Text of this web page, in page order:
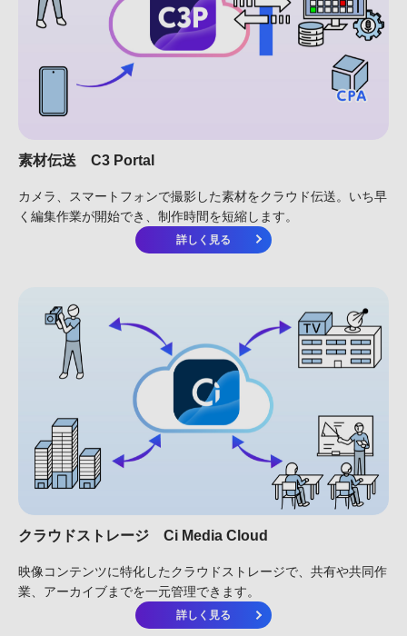
素材伝送 C3 Portal
カメラ、スマートフォンで撮影した素材をクラウド伝送。いち早
く編集作業が開始でき、制作時間を短縮します。
詳しく見る
クラウドストレージ Ci Media Cloud
映像コンテンツに特化したクラウドストレージで、共有や共同作
業、アーカイブまでを一元管理できます。
詳しく見る